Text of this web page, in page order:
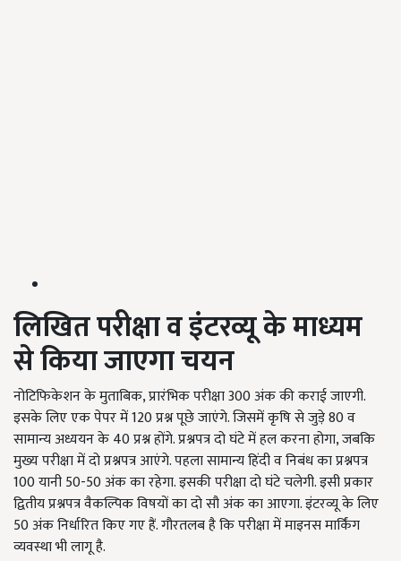
लिखित परीक्षा वइंटरव्यूके माध्यम
से किया जाएगा चयन
नोटिफिकेशन के मुताबिक, प्रारंभिक परीक्षा 300 अंक की कराई जाएगी.
इसके लिए एक पेपर में 120 प्रश्न पूछे जाएंगे. जिसमें कृषि से जुड़े 80 व
सामान्य अध्ययन के 40 प्रश्न होंगे. प्रश्नपत्र दो घंटे में हल करना होगा, जबकि
मुख्य परीक्षा में दो प्रश्नपत्र आएंगे. पहला सामान्य हिंदी व निबंध का प्रश्नपत्र
100 यानी 50-50 अंक का रहेगा. इसकी परीक्षा दो घंटे चलेगी. इसी प्रकार
द्वितीय प्रश्नपत्र वैकल्पिक विषयों का दो सौ अंक का आएगा. इंटरव्यू के लिए
50 अंक निर्धारित किए गए हैं. गौरतलब है कि परीक्षा में माइनस मार्किंग
व्यवस्था भी लागू है.